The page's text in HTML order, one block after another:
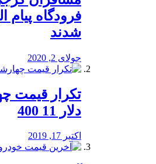
فرودگاه پیام
شدند
جولای 2, 2020
تکرار قیمت
دلار 11 400
اکتبر 17, 2019